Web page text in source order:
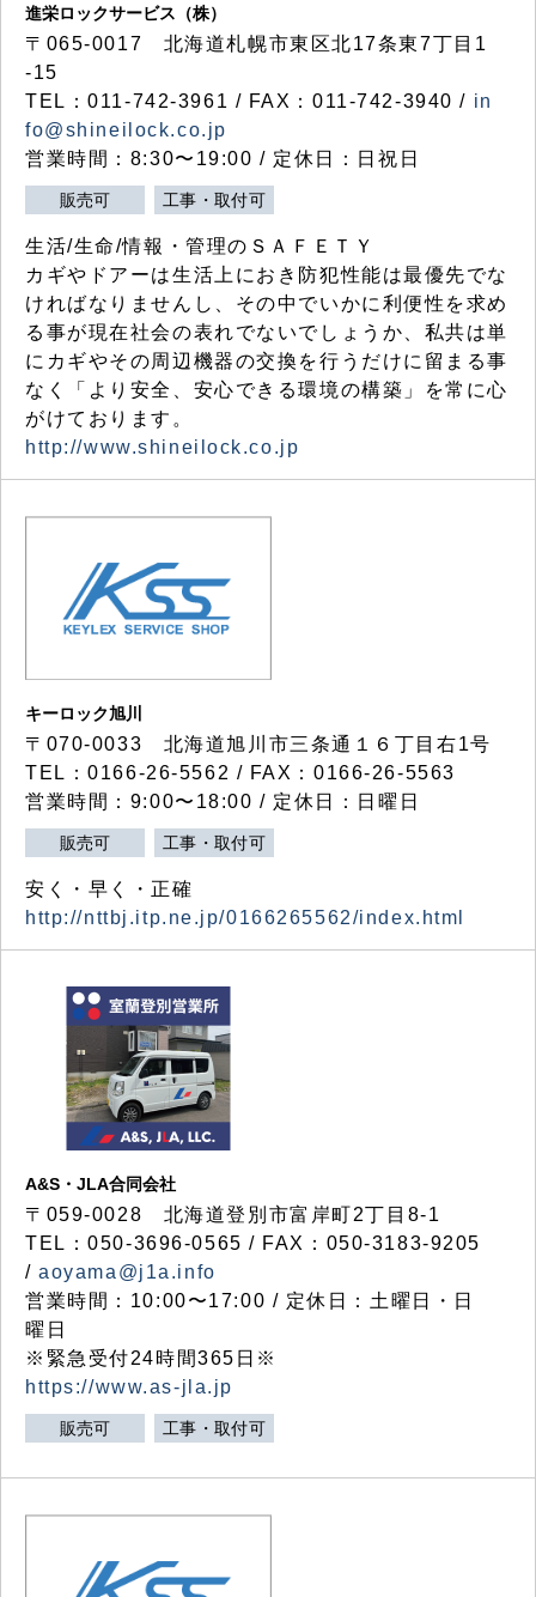
進栄ロックサービス（株）
〒065-0017 北海道札幌市東区北17条東7丁目1
-15
TEL：011-742-3961 / FAX：011-742-3940 / in
fo@shineilock.co.jp
営業時間：8:30〜19:00 / 定休日：日祝日
販売可 工事・取付可
生活/生命/情報・管理のＳＡＦＥＴＹ
カギやドアーは生活上におき防犯性能は最優先でな
ければなりませんし、その中でいかに利便性を求め
る事が現在社会の表れでないでしょうか、私共は単
にカギやその周辺機器の交換を行うだけに留まる事
なく「より安全、安心できる環境の構築」を常に心
がけております。
http://www.shineilock.co.jp
キーロック旭川
〒070-0033 北海道旭川市三条通１６丁目右1号
TEL：0166-26-5562 / FAX：0166-26-5563
営業時間：9:00〜18:00 / 定休日：日曜日
販売可 工事・取付可
安く・早く・正確
http://nttbj.itp.ne.jp/0166265562/index.html
A&S・JLA合同会社
〒 059-0028 北海道登別市富岸町2丁目 8-1
TEL：050-3696-0565 / FAX：050-3183-9205
/aoyama@j1a.info
営業時間：10:00〜17:00 / 定休日：土曜日・日
曜日
※緊急受付24時間365日※
https://www.as-jla.jp
販売可 工事・取付可